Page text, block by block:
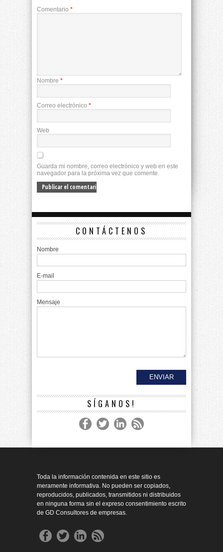
Comentario *
Nombre *
Correo electrónico *
Web
Guarda mi nombre, correo electrónico y web en este
navegador para la próxima vez que comente.
CONTÁCTENOS
Nombre
E-mail
Mensaje
SÍGANOS!
Toda la información contenida en este sitio es
meramente informativa. No pueden ser copiados,
reproducidos, publicados, transmitidos ni distribuidos
en ninguna forma sin el expreso consentimiento escrito
de GD Consultores de empresas.